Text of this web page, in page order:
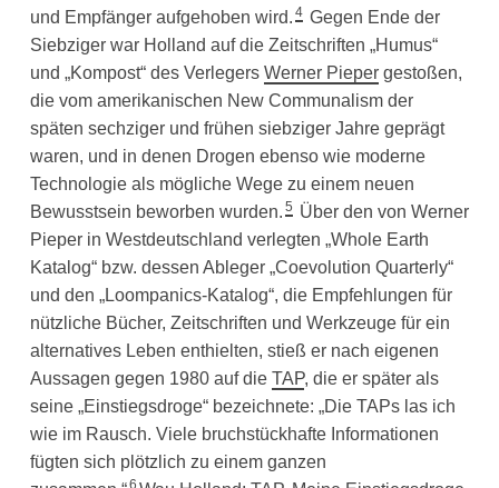
und Empfänger aufgehoben wird. 4 Gegen Ende der
Siebziger war Holland auf die Zeitschriften „Humus“
und „Kompost“ des Verlegers Werner Piepergestoßen,
die vom amerikanischen New Communalism der
späten sechziger und frühen siebziger Jahre geprägt
waren, und in denen Drogen ebenso wie moderne
Technologie als mögliche Wege zu einem neuen
Bewusstsein beworben wurden. 5 Über den von Werner
Pieper in Westdeutschland verlegten „Whole Earth
Katalog“ bzw. dessen Ableger „Coevolution Quarterly“
und den „Loompanics-Katalog“, die Empfehlungen für
nützliche Bücher, Zeitschriften und Werkzeuge für ein
alternatives Leben enthielten, stieß er nach eigenen
Aussagen gegen 1980 auf die TAP, die er später als
seine „Einstiegsdroge“ bezeichnete: „Die TAPs las ich
wie im Rausch. Viele bruchstückhafte Informationen
fügten sich plötzlich zu einem ganzen
6